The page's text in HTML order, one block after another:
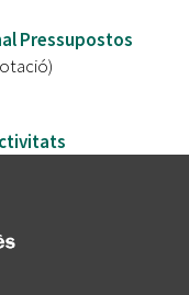
Pressupostos